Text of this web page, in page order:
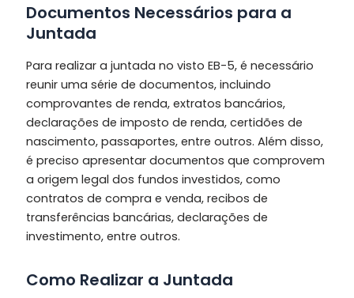
Documentos Necessários para a
Juntada
Para realizar a juntada no visto EB-5, é necessário
reunir uma série de documentos, incluindo
comprovantes de renda, extratos bancários,
declarações de imposto de renda, certidões de
nascimento, passaportes, entre outros. Além disso,
é preciso apresentar documentos que comprovem
a origem legal dos fundos investidos, como
contratos de compra e venda, recibos de
transferências bancárias, declarações de
investimento, entre outros.
Como Realizar a Juntada